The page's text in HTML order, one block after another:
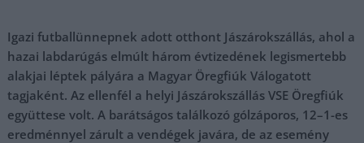
Igazi futballünnepnek adott otthont Jászárokszállás, ahol a
hazai labdarúgás elmúlt három évtizedének legismertebb
alakjai léptek pályára a Magyar Öregfiúk Válogatott
tagjaként. Az ellenfél a helyi Jászárokszállás VSE Öregfiúk
együttese volt. A barátságos találkozó gólzáporos, 12–1-es
eredménnyel zárult a vendégek javára, de az esemény